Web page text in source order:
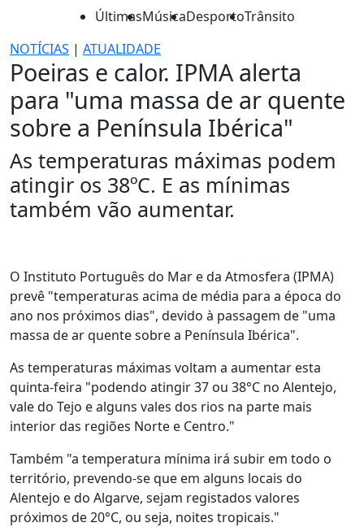
ÚltimasMúsicaDesportoTrânsito
NOTÍCIAS | ATUALIDADE
Poeiras e calor. IPMA alerta
para "uma massa de ar quente
sobre a Península Ibérica"
As temperaturas máximas podem
atingir os 38ºC. E as mínimas
também vão aumentar.
O Instituto Português do Mar e da Atmosfera (IPMA)
prevê "temperaturas acima de média para a época do
ano nos próximos dias", devido à passagem de "uma
massa de ar quente sobre a Península Ibérica".
As temperaturas máximas voltam a aumentar esta
quinta-feira "podendo atingir 37 ou 38°C no Alentejo,
vale do Tejo e alguns vales dos rios na parte mais
interior das regiões Norte e Centro."
Também "a temperatura mínima irá subir em todo o
território, prevendo-se que em alguns locais do
Alentejo e do Algarve, sejam registados valores
próximos de 20°C, ou seja, noites tropicais."